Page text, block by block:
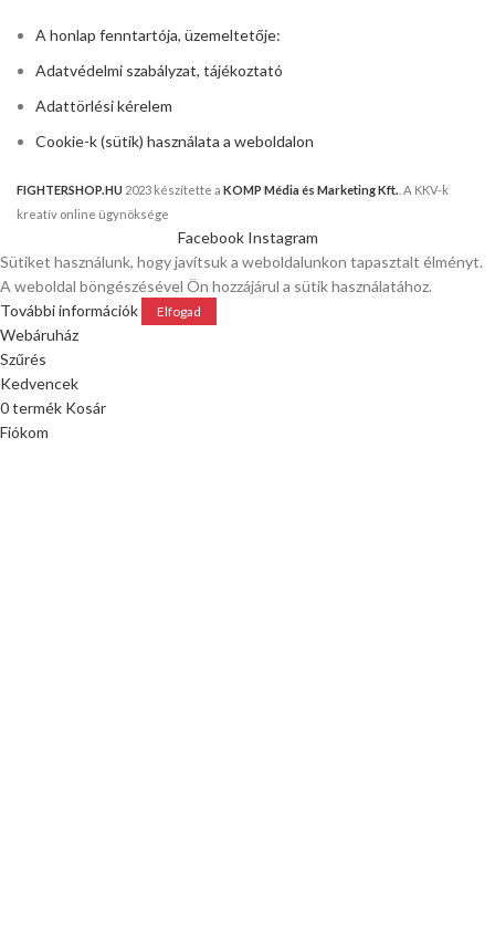
A honlap fenntartója, üzemeltetője:
Adatvédelmi szabályzat, tájékoztató
Adattörlési kérelem
Cookie-k (sütik) használata a weboldalon
FIGHTERSHOP.HU 2023 készítette a KOMP Média és Marketing Kft. . A KKV-k
kreatív online ügynöksége
Facebook Instagram
Sütiket használunk, hogy javítsuk a weboldalunkon tapasztalt élményt.
A weboldal böngészésével Ön hozzájárul a sütik használatához.
További információk
Elfogad
Webáruház
Szűrés
Kedvencek
0termék Kosár
Fiókom